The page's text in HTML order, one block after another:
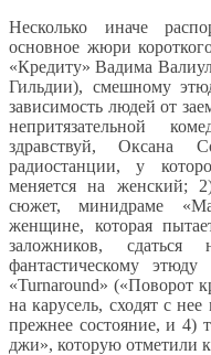
Несколько иначе
основное жюри
«Кредиту» Вадима
Гильдии), смешному
зависимость людей от
непритязательной
здравствуй, Оксана
радиостанции, у
меняется на женский;
сюжет, минидраме
женщине, которая
заложников,
фантастическому
«Turnaround» («Поворот
на карусель, сходят с
прежнее состояние, и 4)
джи», которую отметили